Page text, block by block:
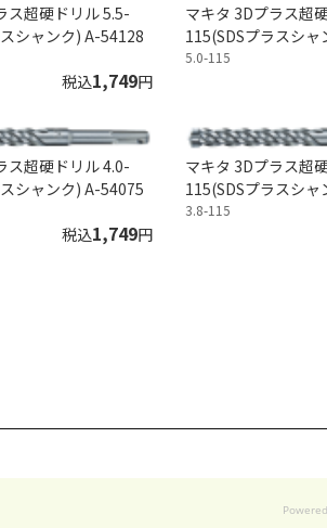
ス超硬ドリル 5.5-
シャンク) A-54128
税込1,749円
マキタ 3Dプラス超
115(SDSプラスシ
5.0-115
ス超硬ドリル 4.0-
シャンク) A-54075
税込1,749円
マキタ 3Dプラス超
115(SDSプラスシ
3.8-115